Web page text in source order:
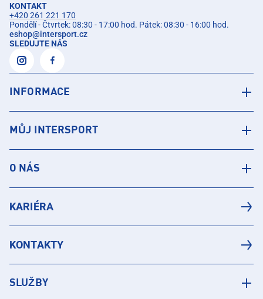
KONTAKT
+420 261 221 170
Pondělí - Čtvrtek: 08:30 - 17:00 hod. Pátek: 08:30 - 16:00 hod.
eshop@intersport.cz
SLEDUJTE NÁS
INFORMACE
MŮJ INTERSPORT
O NÁS
KARIÉRA
KONTAKTY
SLUŽBY